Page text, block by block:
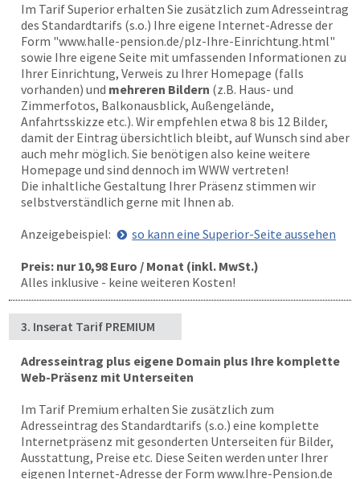
Im Tarif Superior erhalten Sie zusätzlich zum Adresseintrag
des Standardtarifs (s.o.) Ihre eigene Internet-Adresse der
Form "www.halle-pension.de/plz-Ihre-Einrichtung.html"
sowie Ihre eigene Seite mit umfassenden Informationen zu
Ihrer Einrichtung, Verweis zu Ihrer Homepage (falls
vorhanden) und mehreren Bildern (z.B. Haus- und
Zimmerfotos, Balkonausblick, Außengelände,
Anfahrtsskizze etc.). Wir empfehlen etwa 8 bis 12 Bilder,
damit der Eintrag übersichtlich bleibt, auf Wunsch sind aber
auch mehr möglich. Sie benötigen also keine weitere
Homepage und sind dennoch im WWW vertreten!
Die inhaltliche Gestaltung Ihrer Präsenz stimmen wir
selbstverständlich gerne mit Ihnen ab.
Anzeigebeispiel:
so kann eine Superior-Seite aussehen
Preis: nur 10,98 Euro / Monat (inkl. MwSt.)
Alles inklusive - keine weiteren Kosten!
3. Inserat Tarif PREMIUM
Adresseintrag plus eigene Domain plus Ihre komplette
Web-Präsenz mit Unterseiten
Im Tarif Premium erhalten Sie zusätzlich zum
Adresseintrag des Standardtarifs (s.o.) eine komplette
Internetpräsenz mit gesonderten Unterseiten für Bilder,
Ausstattung, Preise etc. Diese Seiten werden unter Ihrer
eigenen Internet-Adresse der Form www.Ihre-Pension.de